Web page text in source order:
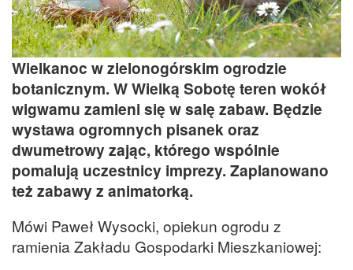
Wielkanoc w zielonogórskim ogrodzie
botanicznym. W Wielką Sobotę teren wokół
wigwamu zamieni się w salę zabaw. Będzie
wystawa ogromnych pisanek oraz
dwumetrowy zając, którego wspólnie
pomalują uczestnicy imprezy. Zaplanowano
też zabawy z animatorką.
Mówi Paweł Wysocki, opiekun ogrodu z
ramienia Zakładu Gospodarki Mieszkaniowej: